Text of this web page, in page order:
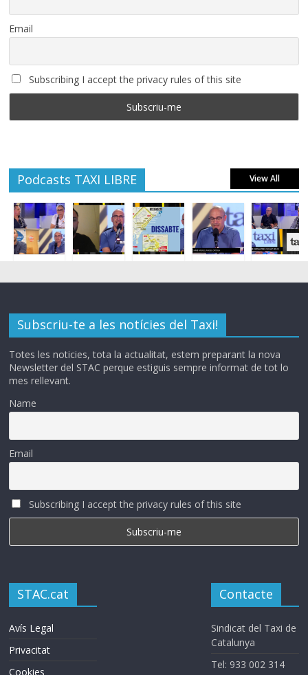
Email
Subscribing I accept the privacy rules of this site
Podcasts TAXI LIBRE View All
Subscriu-te a les notícies del Taxi!
Totes les noticies, tota la actualitat, estem preparant la nova
Newsletter del STAC perque estiguis sempre informat de tot lo
mes rellevant.
Name
Email
Subscribing I accept the privacy rules of this site
STAC.cat
Avís Legal
Privacitat
Cookies
Contacte
Sindicat del Taxi de
Catalunya
Tel: 933 002 314